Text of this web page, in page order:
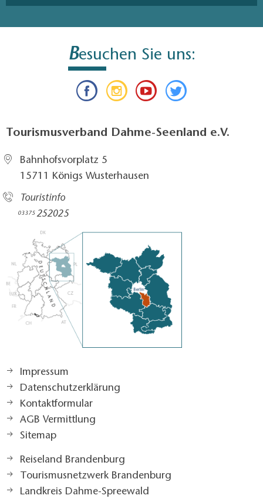
Besuchen Sie uns:
Tourismusverband Dahme-Seenland e.V.
Bahnhofsvorplatz 5​
15711 Königs Wusterhausen
Touristinfo
03375252025​
Impressum
Datenschutzerklärung
Kontaktformular
AGB Vermittlung
Sitemap
Reiseland Brandenburg
Tourismusnetzwerk Brandenburg
Landkreis Dahme-Spreewald